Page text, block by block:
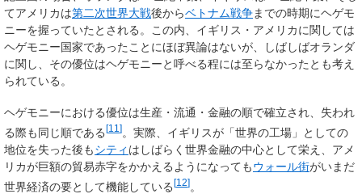
てアメリカは第二次世界大戦後からベトナム戦争までの時期にヘゲモ
ニーを握っていたとされる。この内、イギリス・アメリカに関しては
ヘゲモニー国家であったことにほぼ異論はないが、しばしばオランダ
に関し、その優位はヘゲモニーと呼べる程には至らなかったとも考え
られている。
ヘゲモニーにおける優位は生産・流通・金融の順で確立され、失われ
る際も同じ順である [11 ] 。実際、イギリスが「世界の工場」としての
地位を失った後もシティ はしばらく世界金融の中心として栄え、アメ
リカが巨額の貿易赤字をかかえるようになってもウォール街がいまだ
世界経済の要として機能している[12]。